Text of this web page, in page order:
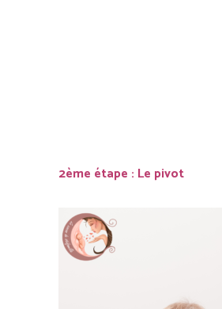
2ème étape : Le pivot